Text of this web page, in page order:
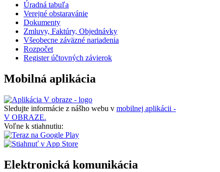
Úradná tabuľa
Verejné obstaravánie
Dokumenty
Zmluvy, Faktúry, Objednávky
Všeobecne záväzné nariadenia
Rozpočet
Register účtovných závierok
Mobilná aplikácia
Sledujte informácie z nášho webu v mobilnej aplikácii -
V OBRAZE.
Voľne k stiahnutiu:
Elektronická komunikácia